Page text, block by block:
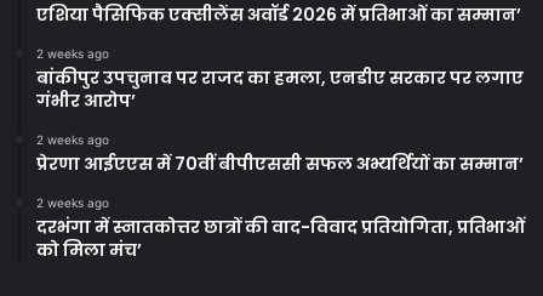
एशिया पैसिफिक एक्सीलेंस अवॉर्ड 2026 में प्रतिभाओं का सम्मान’
2 weeks ago
बांकीपुर उपचुनाव पर राजद का हमला, एनडीए सरकार पर लगाए
गंभीर आरोप’
2 weeks ago
प्रेरणा आईएएस में 70वीं बीपीएससी सफल अभ्यर्थियों का सम्मान’
2 weeks ago
दरभंगा में स्नातकोत्तर छात्रों की वाद-विवाद प्रतियोगिता, प्रतिभाओं
को मिला मंच’